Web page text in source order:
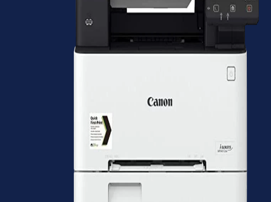
Orijinal kartuşlar ile kıyaslandığında daha uygun fiyatlı olan muadil
kartuşlar, baskı maliyetlerinizi düşürür ve yüksek kaliteyi korumanızı
da sağlar. Yazıcı kartuşları belli bir sayfa verimine sahiptir. Belirlenen
bu sayfa verimi, yazıcınızın bir mürekkep kartuşu ile kaç sayfa baskı
yapabileceğini ifade eder. Kartuşlar, sayfa başına %5 doluluk oranı
olacak şekilde test edildiği için bir kartuş üreticisi, kartuşunun 150
sayfa basabileceğiniz belirtmişse, her sayfada %5 mürekkep ile dolu
Dolayısı ile grafik ve afiş baskısı yoğunsa kartuşunuzdan daha
düşük sayfa verimi elde edebilirsiniz. Kullandığınız kâğıdın yanı sıra
yazı tipi, yazı boyutu ve yazı türü de sayfa başına kullanılan
mürekkep miktarı üzerinde belirleyicidir. Muadil kartuş seçiminde
cihazınıza uyum kadar baskı miktarı da önemlidir.
Muadil Kartuş Neden Tercih Edilir?
sebeplerden dolayı tercih edilir.